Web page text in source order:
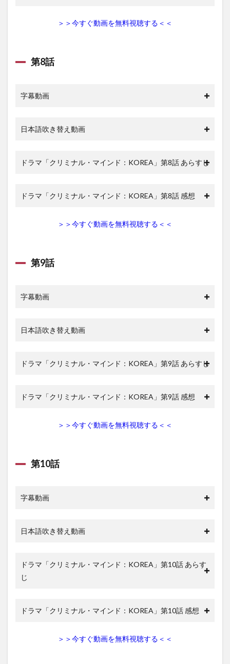
＞＞今すぐ動画を無料視聴する＜＜
第8話
字幕動画
日本語吹き替え動画
ドラマ「クリミナル・マインド：KOREA」第8話 あらすじ
ドラマ「クリミナル・マインド：KOREA」第8話 感想
＞＞今すぐ動画を無料視聴する＜＜
第9話
字幕動画
日本語吹き替え動画
ドラマ「クリミナル・マインド：KOREA」第9話 あらすじ
ドラマ「クリミナル・マインド：KOREA」第9話 感想
＞＞今すぐ動画を無料視聴する＜＜
第10話
字幕動画
日本語吹き替え動画
ドラマ「クリミナル・マインド：KOREA」第10話 あらす
じ
ドラマ「クリミナル・マインド：KOREA」第10話 感想
＞＞今すぐ動画を無料視聴する＜＜